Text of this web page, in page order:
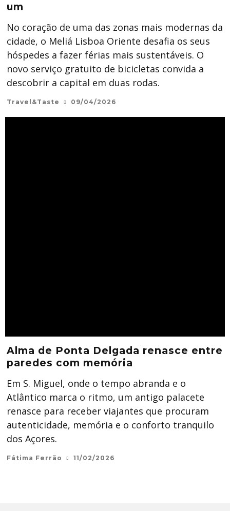
um
No coração de uma das zonas mais modernas da
cidade, o Meliá Lisboa Oriente desafia os seus
hóspedes a fazer férias mais sustentáveis. O
novo serviço gratuito de bicicletas convida a
descobrir a capital em duas rodas.
Travel&Taste 09/04/2026
Alma de Ponta Delgada renasce entre
paredes com memória
Em S. Miguel, onde o tempo abranda e o
Atlântico marca o ritmo, um antigo palacete
renasce para receber viajantes que procuram
autenticidade, memória e o conforto tranquilo
dos Açores.
Fátima Ferrão 11/02/2026